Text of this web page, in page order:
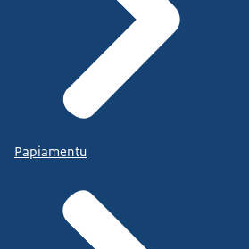
Papiamentu